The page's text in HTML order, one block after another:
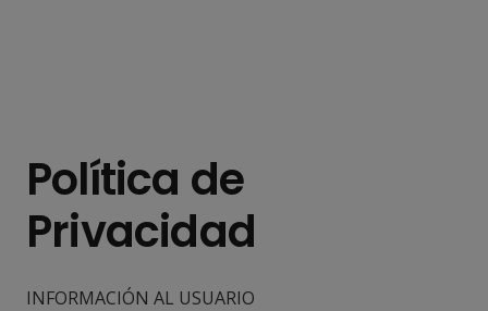
Política de
Privacidad
INFORMACIÓN AL USUARIO